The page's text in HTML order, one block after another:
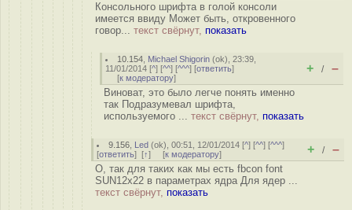
Консольного шрифта в голой консоли
имеется ввиду Может быть, откровенного
говор... текст свёрнут, показать
10.154 Michael Shigorin (ok), 23:39,
11/01/2014 [^] [^^] [^^^] [ответить]
[к модератору]
+ / –
Виноват, это было легче понять именно
так Подразумевал шрифта,
используемого ... текст свёрнут, показать
9.156 Led (ok), 00:51, 12/01/2014 [^] [^^] [^^^]
[ответить] [↑] [к модератору] + / –
О, так для таких как мы есть fbcon font
SUN12x22 в параметрах ядра Для ядер ...
текст свёрнут, показать